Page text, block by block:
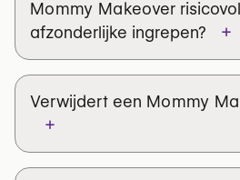
Zorgvuldige
weefseltrauma beperken
Mommy Makeover
afzonderlijke ingrepen?
+
Verwijdert een Mommy
+